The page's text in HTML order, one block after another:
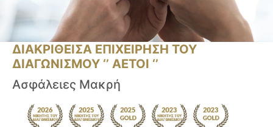
ΔΙΑΚΡΙΘΕΙΣΑ ΕΠΙΧΕΙΡΗΣΗ ΤΟΥ
ΔΙΑΓΩΝΙΣΜΟΥ ‘’ ΑΕΤΟΙ ‘’
Ασφάλειες Μακρή